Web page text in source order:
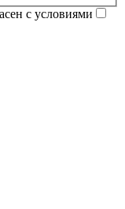
с условиями